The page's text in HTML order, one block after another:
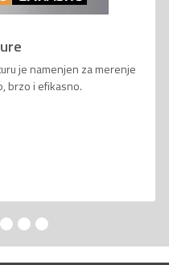
je namenjen za merenje
brzo i efikasno.